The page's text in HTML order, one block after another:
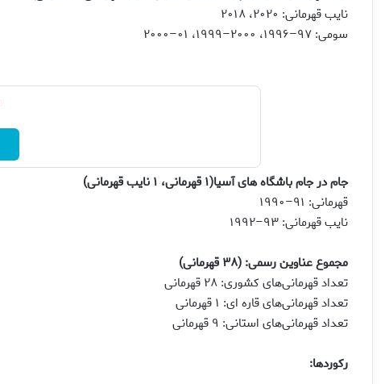
نایب قهرمانی: ۲۰۲۰، ۲۰۱۸
سومی: ۹۷–۱۹۹۶، ۲۰۰۰–۱۹۹۹، ۰۱–۲۰۰۰
جام در جام باشگاه های آسیا(۱ قهرمانی، ۱ نایب قهرمانی)
قهرمانی: ۹۱–۱۹۹۰
نایب قهرمانی: ۹۳–۱۹۹۲
مجموع عناوین رسمی: (۳۸ قهرمانی)
تعداد قهرمانی‌های کشوری: ۲۸ قهرمانی
تعداد قهرمانی‌های قاره ای: ۱ قهرمانی
تعداد قهرمانی‌های استانی: ۹ قهرمانی
رکوردها: